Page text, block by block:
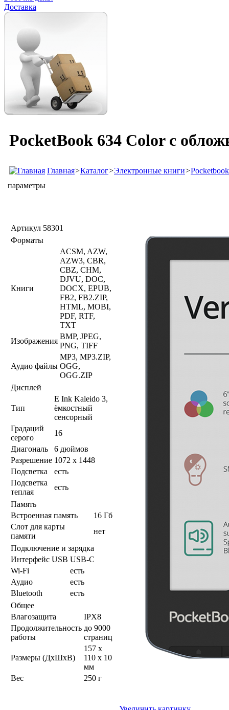
Доставка
PocketBook 634 Color с
Главная>Каталог>Электронные книги>Pocketbook
параметры
Артикул 58301
Форматы
Книги
ACSM, AZW,
AZW3, CBR,
CBZ, CHM,
DJVU, DOC,
DOCX, EPUB,
FB2, FB2.ZIP,
HTML, MOBI,
PDF, RTF,
TXT
Изображения
BMP, JPEG,
PNG, TIFF
Аудио файлы
MP3, MP3.ZIP,
OGG,
OGG.ZIP
Дисплей
Тип
E Ink Kaleido 3,
ёмкостный
сенсорный
Градаций
серого
16
Диагональ
6 дюймов
Разрешение 1072 x 1448
Подсветка
есть
Подсветка
теплая
есть
Память
Встроенная память
16 Гб
Слот для карты
памяти
нет
Подключение и зарядка
Интерфейс USB USB-C
Wi-Fi
есть
Аудио
есть
Bluetooth
есть
Общее
Влагозащита
IPX8
Продолжительность
работы
до 9000
страниц
Размеры (ДхШхВ)
157 x
110 x 10
мм
Вес
250 г